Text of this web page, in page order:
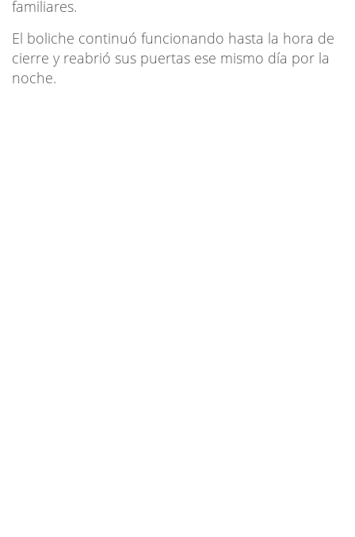
familiares.
El boliche continuó funcionando hasta la hora de
cierre y reabrió sus puertas ese mismo día por la
noche.